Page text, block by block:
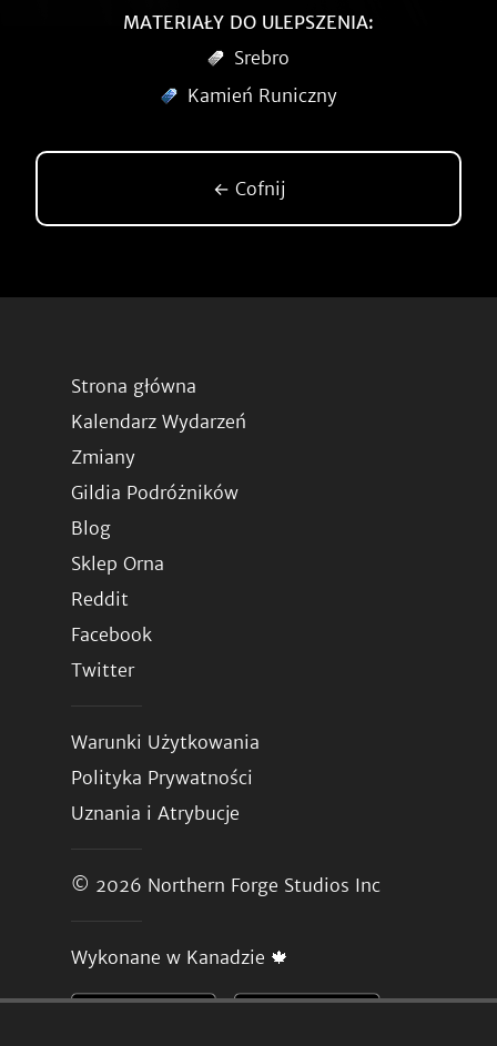
MATERIAŁY DO ULEPSZENIA:
Srebro
Kamień Runiczny
← Cofnij
Strona główna
Kalendarz Wydarzeń
Zmiany
Gildia Podróżników
Blog
Sklep Orna
Reddit
Facebook
Twitter
Warunki Użytkowania
Polityka Prywatności
Uznania i Atrybucje
© 2026 Northern Forge Studios Inc
Wykonane w Kanadzie 🍁